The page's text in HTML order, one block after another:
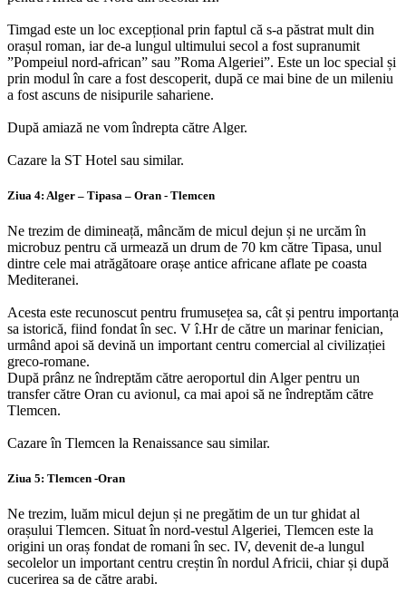
Timgad este un loc excepțional prin faptul că s-a păstrat mult din
orașul roman, iar de-a lungul ultimului secol a fost supranumit
”Pompeiul nord-african” sau ”Roma Algeriei”. Este un loc special și
prin modul în care a fost descoperit, după ce mai bine de un mileniu
a fost ascuns de nisipurile sahariene.
După amiază ne vom îndrepta către Alger.
Cazare la ST Hotel sau similar.
Ziua 4: Alger – Tipasa – Oran - Tlemcen
Ne trezim de dimineață, mâncăm de micul dejun și ne urcăm în
microbuz pentru că urmează un drum de 70 km către Tipasa, unul
dintre cele mai atrăgătoare orașe antice africane aflate pe coasta
Mediteranei.
Acesta este recunoscut pentru frumusețea sa, cât și pentru importanța
sa istorică, fiind fondat în sec. V î.Hr de către un marinar fenician,
urmând apoi să devină un important centru comercial al civilizației
greco-romane.
După prânz ne îndreptăm către aeroportul din Alger pentru un
transfer către Oran cu avionul, ca mai apoi să ne îndreptăm către
Tlemcen.
Cazare în Tlemcen la Renaissance sau similar.
Ziua 5: Tlemcen -Oran
Ne trezim, luăm micul dejun și ne pregătim de un tur ghidat al
orașului Tlemcen. Situat în nord-vestul Algeriei, Tlemcen este la
origini un oraș fondat de romani în sec. IV, devenit de-a lungul
secolelor un important centru creștin în nordul Africii, chiar și după
cucerirea sa de către arabi.